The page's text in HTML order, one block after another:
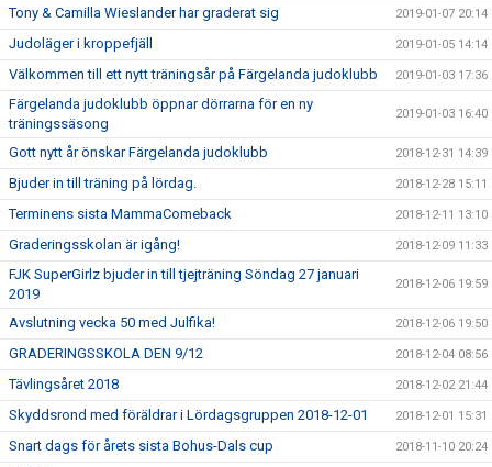
Tony & Camilla Wieslander har graderat sig 2019-01-07 20:14
Judoläger i kroppefjäll 2019-01-05 14:14
Välkommen till ett nytt träningsår på Färgelanda judoklubb 2019-01-03 17:36
Färgelanda judoklubb öppnar dörrarna för en ny
träningssäsong
2019-01-03 16:40
Gott nytt år önskar Färgelanda judoklubb 2018-12-31 14:39
Bjuder in till träning på lördag. 2018-12-28 15:11
Terminens sista MammaComeback 2018-12-11 13:10
Graderingsskolan är igång! 2018-12-09 11:33
FJK SuperGirlz bjuder in till tjejträning Söndag 27 januari
2019
2018-12-06 19:59
Avslutning vecka 50 med Julfika! 2018-12-06 19:50
GRADERINGSSKOLA DEN 9/12 2018-12-04 08:56
Tävlingsåret 2018 2018-12-02 21:44
Skyddsrond med föräldrar i Lördagsgruppen 2018-12-01 2018-12-01 15:31
Snart dags för årets sista Bohus-Dals cup 2018-11-10 20:24